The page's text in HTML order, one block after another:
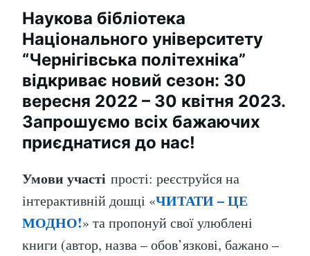
Наукова бібліотека
Національного університету
“Чернігівська політехніка”
відкриває новий сезон: 30
вересня 2022 – 30 квітня 2023.
Запрошуємо всіх бажаючих
приєднатися до нас!
Умови участі прості: реєструйся на
інтерактивній дошці «ЧИТАТИ – ЦЕ
МОДНО!» та пропонуй свої улюблені
книги (автор, назва – обов’язкові, бажано –